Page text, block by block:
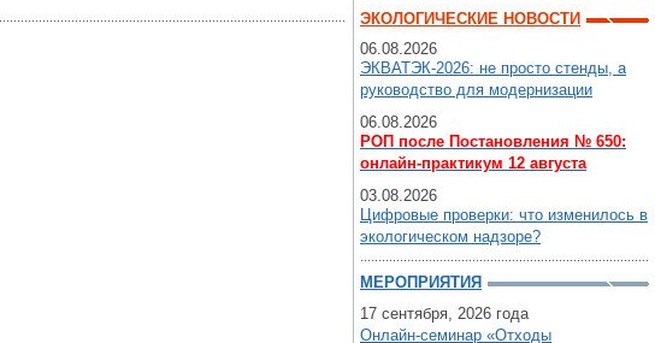
ЭКОЛОГИЧЕСКИЕ НОВОСТИ
06.08.2026
ЭКВАТЭК-2026: не просто стенды, а
руководство для модернизации
06.08.2026
РОП после Постановления № 650:
онлайн-практикум 12 августа
03.08.2026
Цифровые проверки: что изменилось в
экологическом надзоре?
МЕРОПРИЯТИЯ
17 сентября, 2026 года
Онлайн-семинар «Отходы